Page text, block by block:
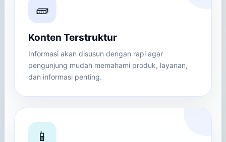
🧱
Konten Terstruktur
Informasi akan disusun dengan rapi agar
pengunjung mudah memahami produk, layanan,
dan informasi penting.
📱